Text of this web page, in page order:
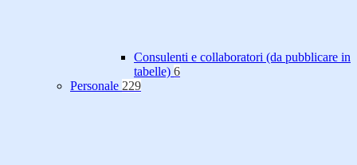
Consulenti e collaboratori (da pubblicare in
tabelle) 6
Personale 229